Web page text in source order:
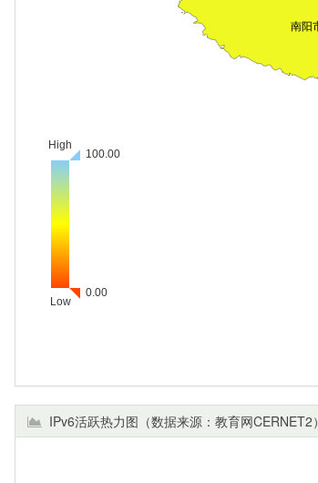
IPv6活跃热力图（数据来源：教育网CERNET2）